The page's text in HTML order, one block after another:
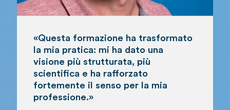
«Questa formazione ha trasformato
la mia pratica: mi ha dato una
visione più strutturata, più
scientifica e ha rafforzato
fortemente il senso per la mia
professione.»